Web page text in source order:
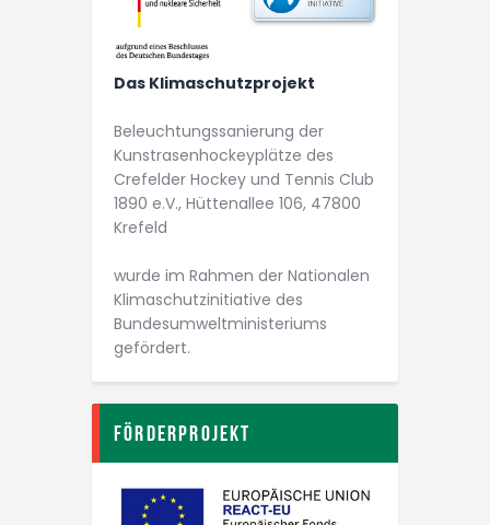
Das Klimaschutzprojekt
Beleuchtungs­­sanierung der
Kunstrasen­­hockey­plätze des
Crefelder Hockey und Tennis Club
1890 e.V., Hüttenallee 106, 47800
Krefeld
wurde im Rahmen der Nationalen
Klimaschutz­initiative des
Bundesumwelt­ministeriums
gefördert.
Förderprojekt